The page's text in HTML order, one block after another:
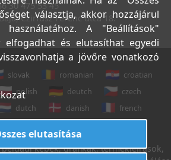
30 475 53 45
Czirfusz Ferenc utca 18.
slovak romanian
croatian
polish deutch
czech
dutch danish
french
képek, grafikák, termékleírások,
választja, akkor hozzájárul
A "Beállítások"
elfogadhat és elutasíthat egyedi
a jövőre vonatkozó
elutasítása